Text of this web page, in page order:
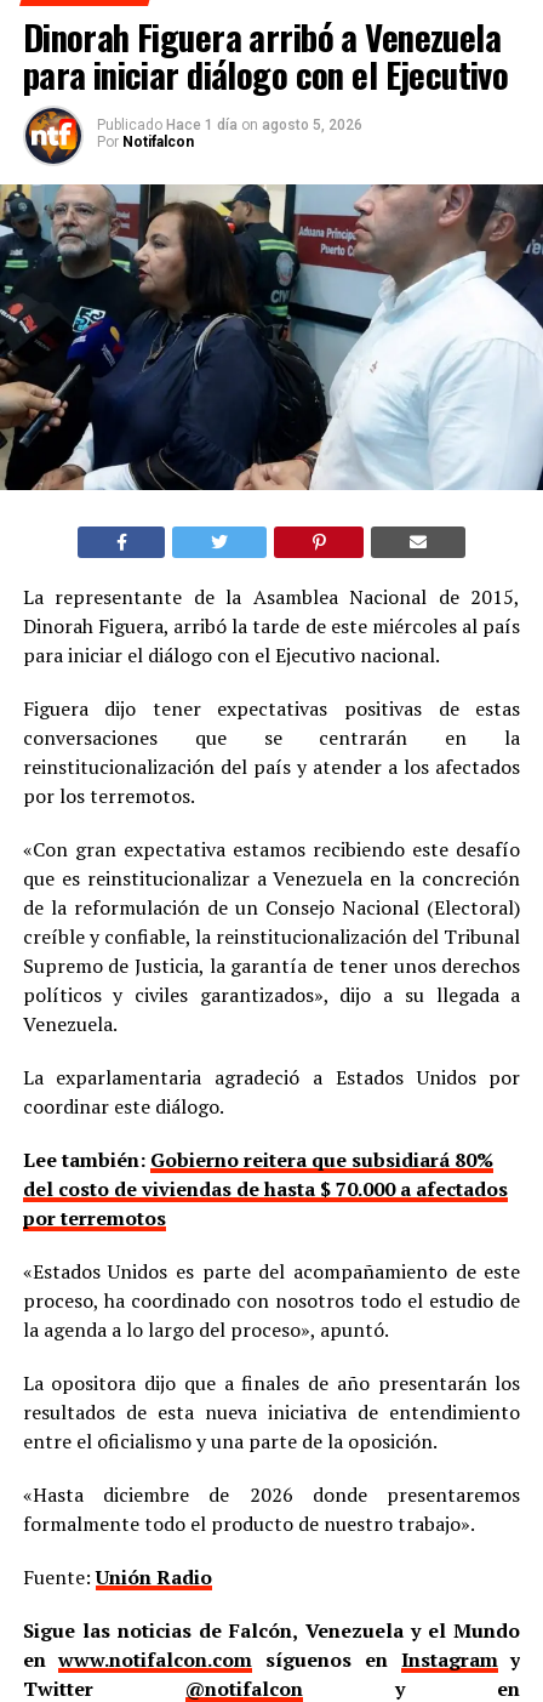
Dinorah Figuera arribó a Venezuela
para iniciar diálogo con el Ejecutivo
Publicado Hace 1 día on agosto 5, 2026
Por Notifalcon
La representante de la Asamblea Nacional de 2015,
Dinorah Figuera, arribó la tarde de este miércoles al país
para iniciar el diálogo con el Ejecutivo nacional.
Figuera dijo tener expectativas positivas de estas
conversaciones que se centrarán en la
reinstitucionalización del país y atender a los afectados
por los terremotos.
«Con gran expectativa estamos recibiendo este desafío
que es reinstitucionalizar a Venezuela en la concreción
de la reformulación de un Consejo Nacional (Electoral)
creíble y confiable, la reinstitucionalización del Tribunal
Supremo de Justicia, la garantía de tener unos derechos
políticos y civiles garantizados», dijo a su llegada a
Venezuela.
La exparlamentaria agradeció a Estados Unidos por
coordinar este diálogo.
Lee también: Gobierno reitera que subsidiará 80%
del costo de viviendas de hasta $ 70.000 a afectados
por terremotos
«Estados Unidos es parte del acompañamiento de este
proceso, ha coordinado con nosotros todo el estudio de
la agenda a lo largo del proceso», apuntó.
La opositora dijo que a finales de año presentarán los
resultados de esta nueva iniciativa de entendimiento
entre el oficialismo y una parte de la oposición.
«Hasta diciembre de 2026 donde presentaremos
formalmente todo el producto de nuestro trabajo».
Fuente:Unión Radio
Sigue las noticias de Falcón, Venezuela y el Mundo
enwww.notifalcon.com síguenos en Instagramy
Twitter @notifalcony en